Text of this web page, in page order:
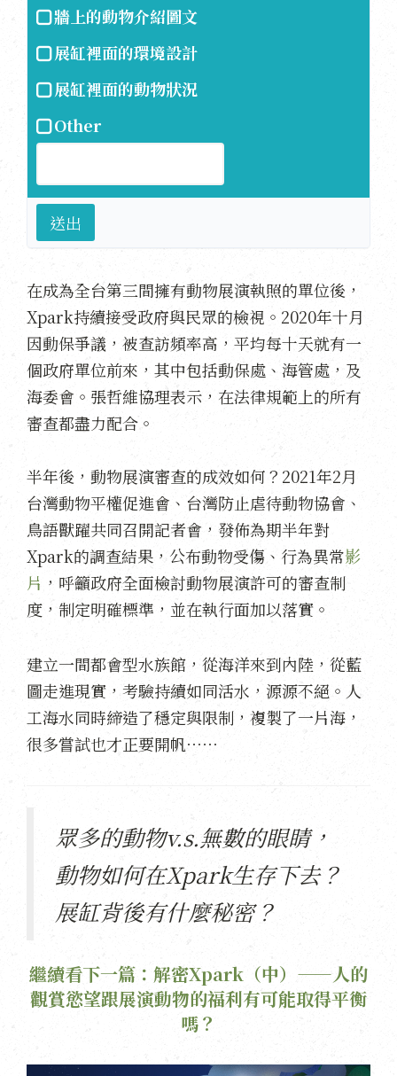
牆上的動物介紹圖文
展缸裡面的環境設計
展缸裡面的動物狀況
Other
送出
在成為全台第三間擁有動物展演執照的單位後，
Xpark持續接受政府與民眾的檢視。2020年十月
因動保爭議，被查訪頻率高，平均每十天就有一
個政府單位前來，其中包括動保處、海管處，及
海委會。張哲維協理表示，在法律規範上的所有
審查都盡力配合。
半年後，動物展演審查的成效如何？2021年2月
台灣動物平權促進會、台灣防止虐待動物協會、
鳥語獸躍共同召開記者會，發佈為期半年對
Xpark的調查結果，公布動物受傷、行為異常影
片 ，呼籲政府全面檢討動物展演許可的審查制
度，制定明確標準，並在執行面加以落實。
建立一間都會型水族館，從海洋來到內陸，從藍
圖走進現實，考驗持續如同活水，源源不絕。人
工海水同時締造了穩定與限制，複製了一片海，
很多嘗試也才正要開帆⋯⋯
眾多的動物v.s.無數的眼睛，
動物如何在Xpark生存下去？
展缸背後有什麼秘密？
繼續看下一篇：解密Xpark（中）——人的
觀賞慾望跟展演動物的福利有可能取得平衡
嗎？